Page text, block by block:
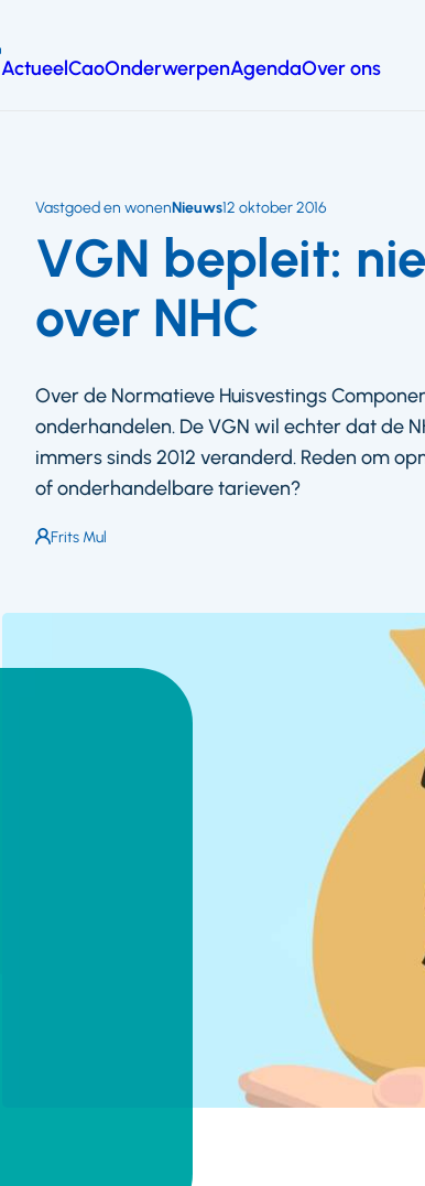
ActueelCaoOnderwerpenAgendaOver ons
VGN bepleit:
over NHC
Vastgoed en wonenNieuws12 oktober 2016
Over de Normatieve Huisvestings
onderhandelen. De VGN wil echter dat de
immers sinds 2012 veranderd. Reden om
of onderhandelbare tarieven?
Auteur:
Frits Mul